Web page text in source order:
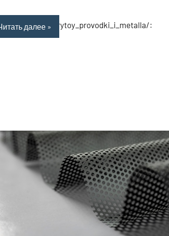
detektory_skrytoy_provodki_i_metalla/:
далее